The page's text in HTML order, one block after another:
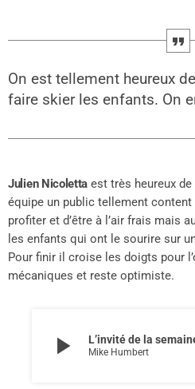
On est tellement heureux
faire skier les enfants. On
Julien Nicoletta est très heureux
équipe un public tellement content
profiter et d’être à l’air frais mais
les enfants qui ont le sourire sur
Pour finir il croise les doigts pour
mécaniques et reste optimiste.
play_arrow Mike Humbert